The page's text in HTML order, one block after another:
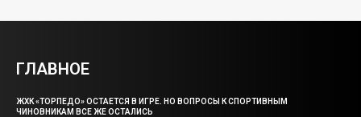
ГЛАВНОЕ
ЖХК «ТОРПЕДО» ОСТАЕТСЯ В ИГРЕ. НО ВОПРОСЫ К СПОРТИВНЫМ
ЧИНОВНИКАМ ВСЕ ЖЕ ОСТАЛИСЬ